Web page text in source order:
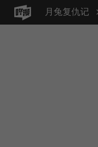
月兔复仇记